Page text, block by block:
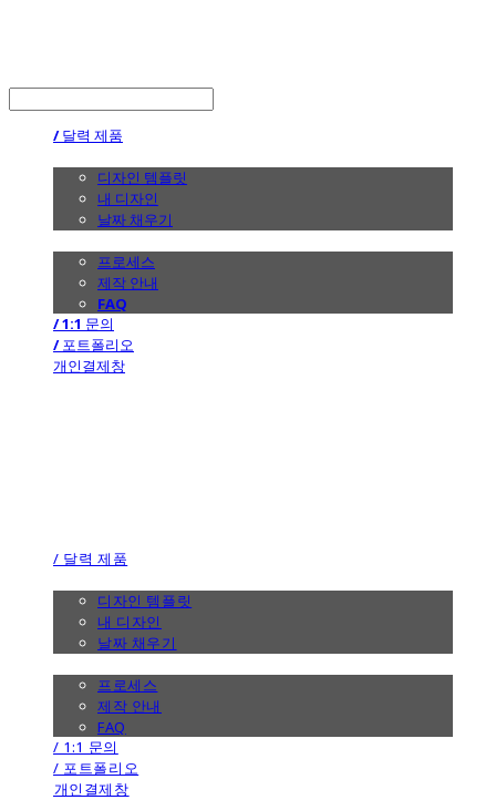
/ 달력 제품
디자인 템플릿
내 디자인
날짜 채우기
프로세스
제작 안내
FAQ
/ 1:1 문의
/ 포트폴리오
개인결제창
/ 달력 제품
디자인 템플릿
내 디자인
날짜 채우기
프로세스
제작 안내
FAQ
/ 1:1 문의
/ 포트폴리오
개인결제창